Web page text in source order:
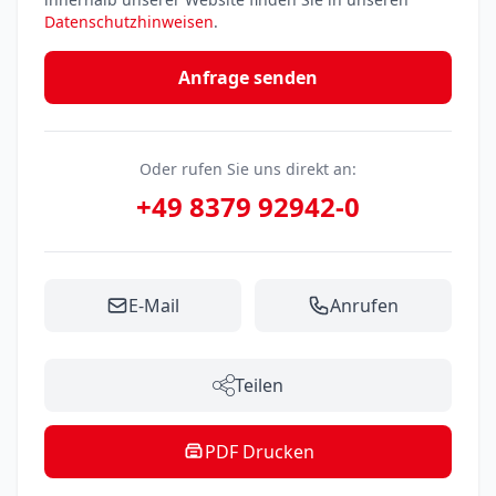
Datenschutzhinweisen.
Anfrage senden
Oder rufen Sie uns direkt an:
+49 8379 92942-0
E-Mail Anrufen
Teilen
PDF Drucken